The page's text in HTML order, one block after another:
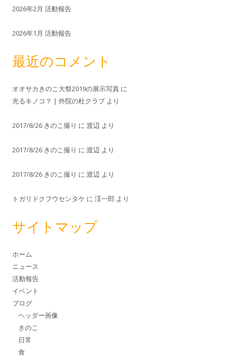
2026年2月 活動報告
2026年1月 活動報告
最近のコメント
オオサカきのこ大祭2019の展示写真 に
光るキノコ？ | 外院の杜クラブ より
2017/8/26 きのこ撮り に 渡辺 より
2017/8/26 きのこ撮り に 渡辺 より
2017/8/26 きのこ撮り に 渡辺 より
トガリドクフウセンタケ に 渓一郎 より
サイトマップ
ホーム
ニュース
活動報告
イベント
ブログ
ヘッダー画像
きのこ
日常
食